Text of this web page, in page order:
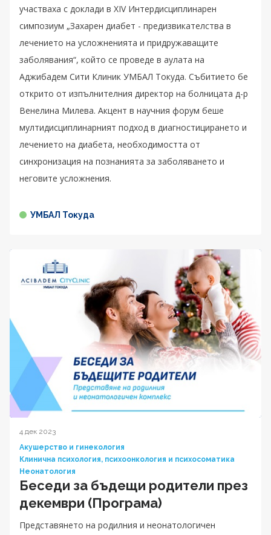
участваха с доклади в XIV Интердисциплинарен
симпозиум „Захарен диабет - предизвикателства в
лечението на усложненията и придружаващите
заболявания“, който се проведе в аулата на
Аджибадем Сити Клиник УМБАЛ Токуда. Събитието бе
открито от изпълнителния директор на болницата д-р
Венелина Милева. Акцент в научния форум беше
мултидисциплинарният подход в диагностицирането и
лечението на диабета, необходимостта от
синхронизация на познанията за заболяването и
неговите усложнения.
УМБАЛ Токуда
4 дек 2023
Акушерство и гинекология
Клинична психология, психоонкология и психосоматика
Неонатология
Беседи за бъдещи родители през
декември (Програма)
Представянето на родилния и неонатологичен